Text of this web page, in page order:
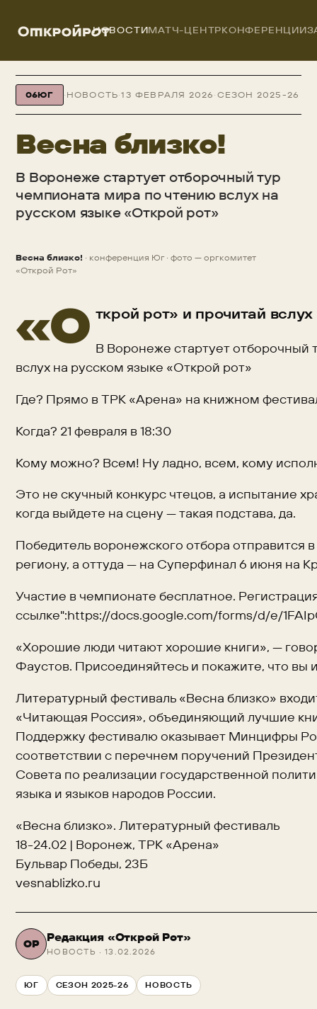
НОВОСТИМАТЧ-ЦЕНТРКОНФЕРЕНЦИИ
06ЮГ · НОВОСТЬ·13 ФЕВРАЛЯ 2026 · СЕЗОН 2025-26
Весна близко!
В Воронеже стартует отборочный тур
чемпионата мира по чтению вслух на
русском языке «Открой рот»
НОВОСТЬ
Весна близко! · конференция Юг · фото — оргкомитет
«Открой Рот»
«О ткрой рот» и прочитай вслух
В Воронеже стартует
вслух на русском языке «Открой рот»
Где? Прямо в ТРК «Арена» на книжном
Когда? 21 февраля в 18:30
Кому можно? Всем! Ну ладно, всем, кому
Это не скучный конкурс чтецов, а испытание
когда выйдете на сцену — такая подстава, да.
Победитель воронежского отбора отправится
региону, а оттуда — на Суперфинал 6 июня на
Участие в чемпионате бесплатное.
ссылке":https://docs.google.com/forms/d/e/
«Хорошие люди читают хорошие книги», —
Фаустов. Присоединяйтесь и покажите, что вы
Литературный фестиваль «Весна близко»
«Читающая Россия», объединяющий лучшие
Поддержку фестивалю оказывает Минцифры
соответствии с перечнем поручений
Совета по реализации государственной
языка и языков народов России.
«Весна близко». Литературный фестиваль
18-24.02 | Воронеж, ТРК «Арена»
Бульвар Победы, 23Б
vesnablizko.ru
ОР Редакция «Открой Рот»
НОВОСТЬ · 13.02.2026
ЮГ СЕЗОН 2025-26 НОВОСТЬ